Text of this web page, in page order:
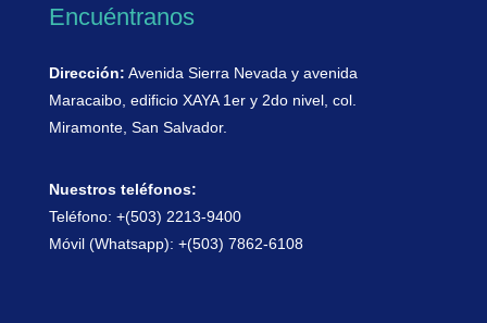
Encuéntranos
Dirección: Avenida Sierra Nevada y avenida
Maracaibo, edificio XAYA 1er y 2do nivel, col.
Miramonte, San Salvador.
Nuestros teléfonos:
Teléfono: +(503) 2213-9400
Móvil (Whatsapp): +(503) 7862-6108